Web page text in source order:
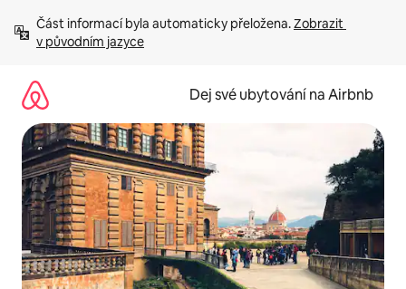
obsah
Část informací byla automaticky přeložena. Zobrazit
v původním jazyce
Dej své ubytování na Airbnb